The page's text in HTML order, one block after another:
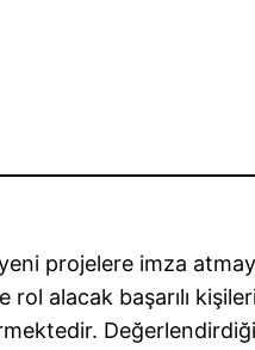
projelere imza
alacak başarılı